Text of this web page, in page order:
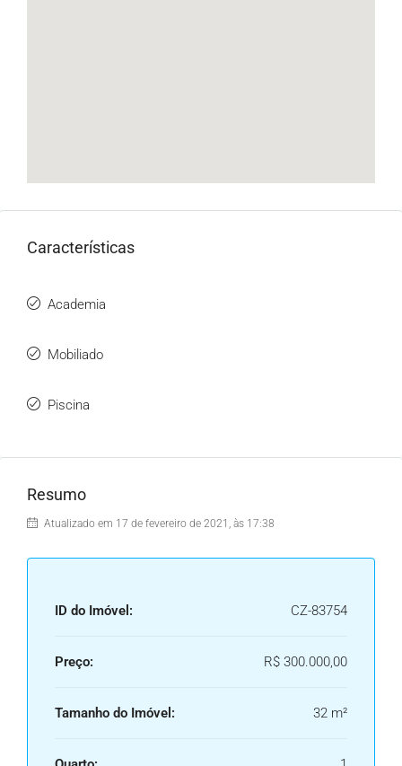
Características
Academia
Mobiliado
Piscina
Resumo
Atualizado em 17 de fevereiro de 2021, às 17:38
ID do Imóvel: CZ-83754
Preço: R$ 300.000,00
Tamanho do Imóvel: 32 m²